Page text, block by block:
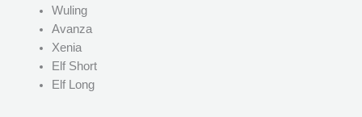
Wuling
Avanza
Xenia
Elf Short
Elf Long